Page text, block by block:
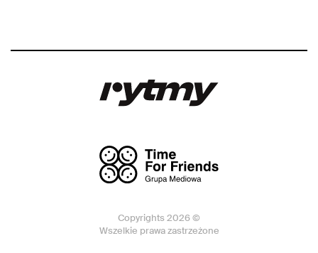
Copyrights 2026 ©
Wszelkie prawa zastrzeżone